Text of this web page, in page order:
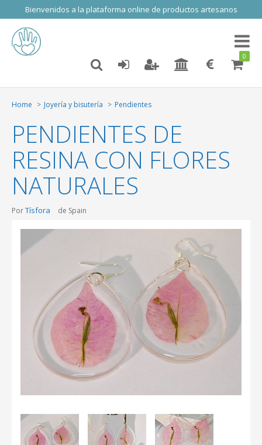
Bienvenidos a la plataforma online de productos artesanos
Toggle
0
Home Joyería y bisutería Pendientes
PENDIENTES DE
RESINA CON FLORES
NATURALES
PorTísfora de Spain